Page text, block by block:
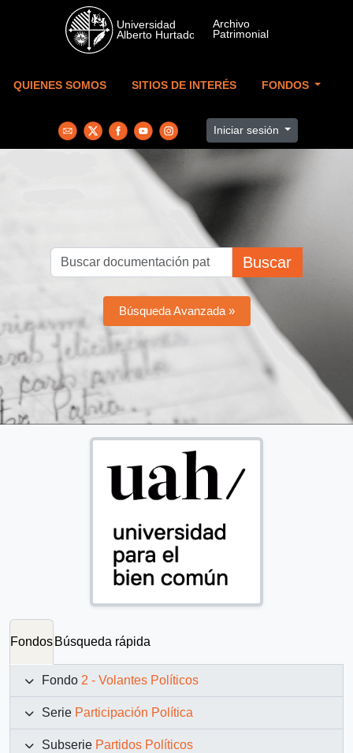
Skip to main content
QUIENES SOMOS SITIOS DE INTERÉS FONDOS
Iniciar sesión
Buscar
Búsqueda Avanzada »
Fondos Búsqueda rápida
Fondo 2 - Volantes Políticos
Serie Participación Política
Subserie Partidos Políticos